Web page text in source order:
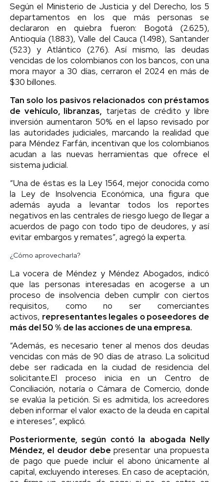
Según el Ministerio de Justicia y del Derecho, los 5
departamentos en los que más personas se
declararon en quiebra fueron: Bogotá (2.625),
Antioquía (1.883), Valle del Cauca (1.498), Santander
(523) y Atlántico (276). Así mismo, las deudas
vencidas de los colombianos con los bancos, con una
mora mayor a 30 días, cerraron el 2024 en más de
$30 billones.
Tan solo los pasivos relacionados con préstamos
de vehículo, libranzas, tarjetas de crédito y libre
inversión aumentaron 50% en el lapso revisado por
las autoridades judiciales, marcando la realidad que
para Méndez Farfán, incentivan que los colombianos
acudan a las nuevas herramientas que ofrece el
sistema judicial.
“Una de éstas es la Ley 1564, mejor conocida como
la Ley de Insolvencia Económica, una figura que
además ayuda a levantar todos los reportes
negativos en las centrales de riesgo luego de llegar a
acuerdos de pago con todo tipo de deudores, y así
evitar embargos y remates”, agregó la experta.
¿Cómo aprovecharla?
La vocera de Méndez y Méndez Abogados, indicó
que las personas interesadas en acogerse a un
proceso de insolvencia deben cumplir con ciertos
requisitos, como no ser comerciantes
activos, representantes legales o poseedores de
más del 50 % de las acciones de una empresa.
“Además, es necesario tener al menos dos deudas
vencidas con más de 90 días de atraso. La solicitud
debe ser radicada en la ciudad de residencia del
solicitante.El proceso inicia en un Centro de
Conciliación, notaría o Cámara de Comercio, donde
se evalúa la petición. Si es admitida, los acreedores
deben informar el valor exacto de la deuda en capital
e intereses”, explicó.
Posteriormente, según contó la abogada Nelly
Méndez, el deudor debepresentar una propuesta
de pago que puede incluir el abono únicamente al
capital, excluyendo intereses. En caso de aceptación,